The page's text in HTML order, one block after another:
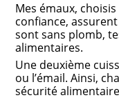
Mes émaux,
confiance,
sont sans plomb,
alimentaires.
Une deuxième
ou l’émail. Ainsi,
sécurité